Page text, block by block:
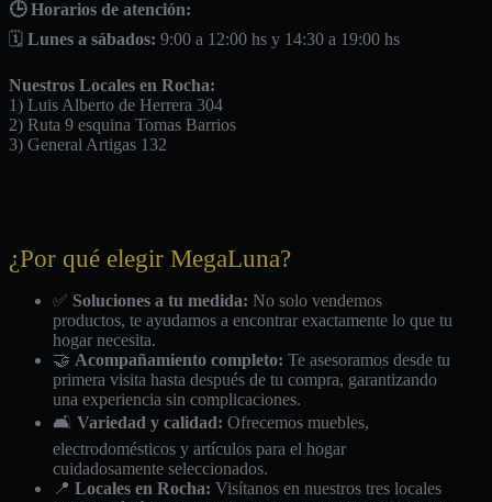
🕒 Horarios de atención:
🗓️ Lunes a sábados: 9:00 a 12:00 hs y 14:30 a 19:00 hs
Nuestros Locales en Rocha:
1) Luis Alberto de Herrera 304
2) Ruta 9 esquina Tomas Barrios
3) General Artigas 132
¿Por qué elegir MegaLuna?
✅ Soluciones a tu medida: No solo vendemos
productos, te ayudamos a encontrar exactamente lo que tu
hogar necesita.
🤝 Acompañamiento completo: Te asesoramos desde tu
primera visita hasta después de tu compra, garantizando
una experiencia sin complicaciones.
🛋️ Variedad y calidad: Ofrecemos muebles,
electrodomésticos y artículos para el hogar
cuidadosamente seleccionados.
📍 Locales en Rocha: Visítanos en nuestros tres locales